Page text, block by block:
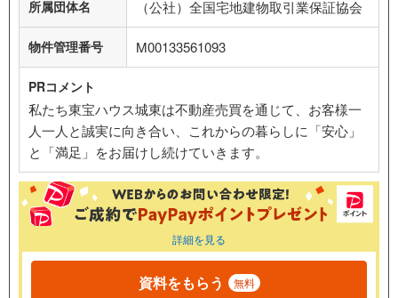
所属団体名 （公社）全国宅地建物取引業保証協会
物件管理番号 M00133561093
PRコメント
私たち東宝ハウス城東は不動産売買を通じて、お客様一
人一人と誠実に向き合い、これからの暮らしに「安心」
と「満足」をお届けし続けていきます。
詳細を見る
資料をもらう 無料